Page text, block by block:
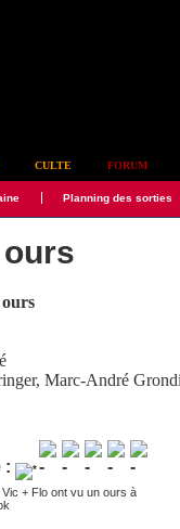
CULTE FORUM
Planning des sorties
,Marc-André
: